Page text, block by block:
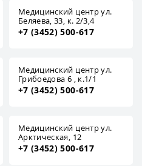
Медицинский центр ул.
Беляева, 33, к. 2/3,4
+7 (3452) 500-617
Медицинский центр ул.
Грибоедова 6 , к.1/1
+7 (3452) 500-617
Медицинский центр ул.
Арктическая, 12
+7 (3452) 500-617